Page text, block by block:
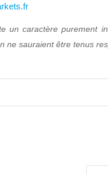
un caractère purement
ne sauraient être tenus